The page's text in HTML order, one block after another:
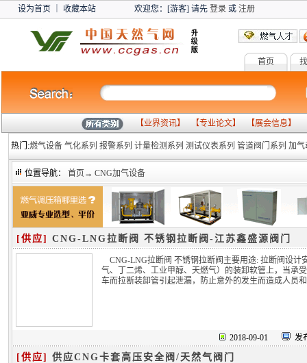
设为首页 收藏本站 欢迎您：[游客] 请先 登录或 注册
首页
【业界资讯】 【专业论文】 【展会信息】
热门:燃气设备 气化系列 报警系列 计量检测系列 测试仪表系列 管道阀门系列 加气
位置导航： 首页 → CNG加气设备
[供应] CNG-LNG拉断阀 不锈钢拉断阀-江苏鑫盛源阀门
CNG-LNG拉断阀 不锈钢拉断阀主要用途: 拉断阀设
气、丁二烯、工业甲醇、天燃气）的装卸软管上，当承
车而拉断装卸管引起泄漏，防止意外的发生而造成人员
2018-09-01 发
[供应] 供应CNG卡套高压安全阀/天然气阀门